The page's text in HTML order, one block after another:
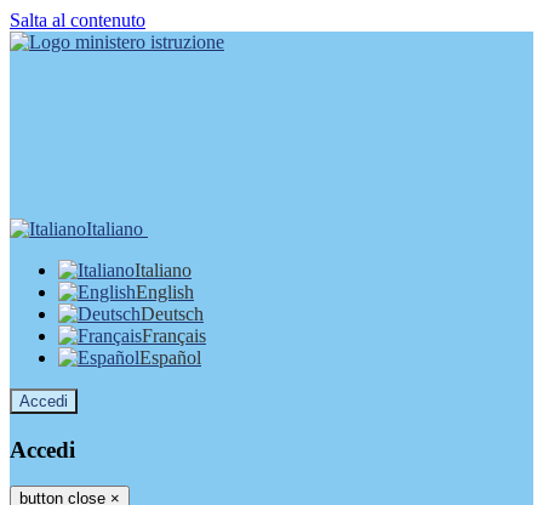
Salta al contenuto
Italiano
Italiano
English
Deutsch
Français
Español
Accedi
Accedi
button close ×